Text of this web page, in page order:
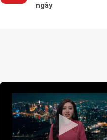
ngây